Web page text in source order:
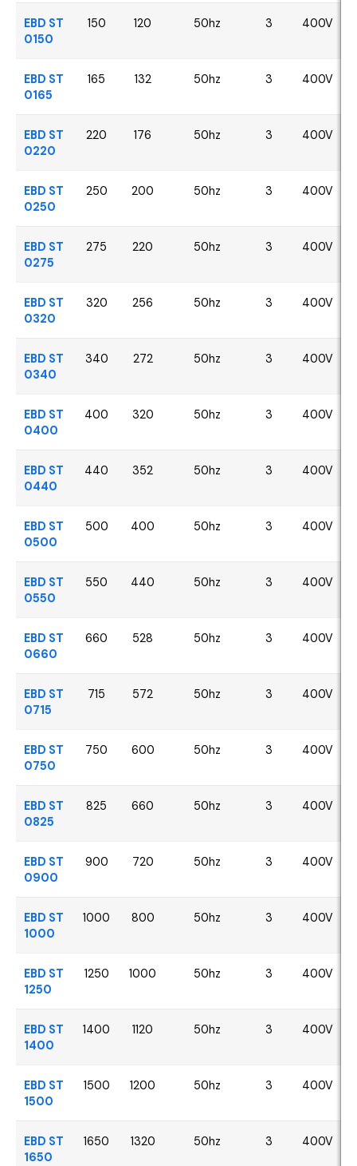
EBD ST
0150
150 120 50hz 3 400V
EBD ST
0165
165 132 50hz 3 400V
EBD ST
0220
220 176 50hz 3 400V
EBD ST
0250
250 200 50hz 3 400V
EBD ST
0275
275 220 50hz 3 400V
EBD ST
0320
320 256 50hz 3 400V
EBD ST
0340
340 272 50hz 3 400V
EBD ST
0400
400 320 50hz 3 400V
EBD ST
0440
440 352 50hz 3 400V
EBD ST
0500
500 400 50hz 3 400V
EBD ST
0550
550 440 50hz 3 400V
EBD ST
0660
660 528 50hz 3 400V
EBD ST
0715
715 572 50hz 3 400V
EBD ST
0750
750 600 50hz 3 400V
EBD ST
0825
825 660 50hz 3 400V
EBD ST
0900
900 720 50hz 3 400V
EBD ST
1000
1000 800 50hz 3 400V
EBD ST
1250
1250 1000 50hz 3 400V
EBD ST
1400
1400 1120 50hz 3 400V
EBD ST
1500
1500 1200 50hz 3 400V
EBD ST
1650
1650 1320 50hz 3 400V